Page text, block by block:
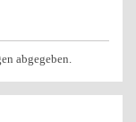
abgegeben.